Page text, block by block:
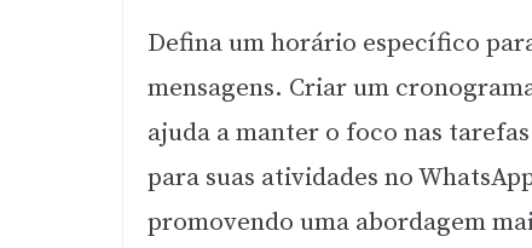
Defina um horário específico
mensagens. Criar um
ajuda a manter o foco nas
para suas atividades no
promovendo uma abordagem